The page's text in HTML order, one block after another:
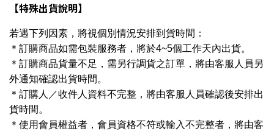
【特殊出貨說明】
若遇下列因素，將視個別情況安排到貨時間：
＊訂購商品如需包裝服務者，將於4~5個工作天內出貨。
＊訂購商品貨量不足，需另行調貨之訂單，將由客服人員另
外通知確認出貨時間。
＊訂購人／收件人資料不完整，將由客服人員確認後安排出
貨時間。
＊使用會員權益者，會員資格不符或輸入不完整者，將由客